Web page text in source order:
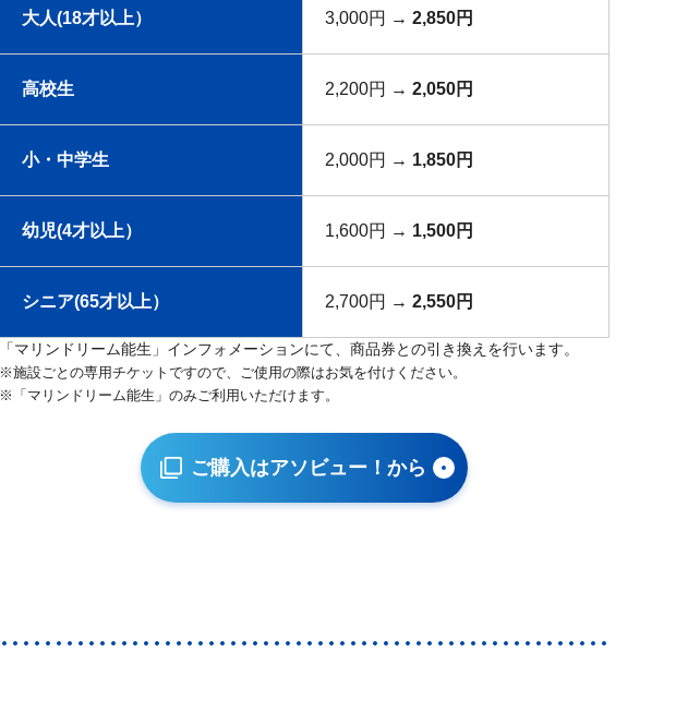
大人(18才以上） 3,000円 → 2,850円
高校生 2,200円 → 2,050円
小・中学生 2,000円 → 1,850円
幼児(4才以上） 1,600円 → 1,500円
シニア(65才以上） 2,700円 → 2,550円
「マリンドリーム能生」インフォメーションにて、商品券との引き換えを行います。
※施設ごとの専用チケットですので、ご使用の際はお気を付けください。
※「マリンドリーム能生」のみご利用いただけます。
ご購入はアソビュー！から